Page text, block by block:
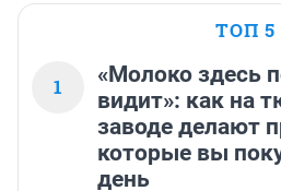
ТОП 5
1
«Молоко здесь
видит»: как на
заводе делают
которые вы
день